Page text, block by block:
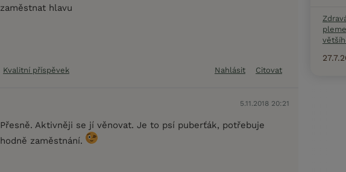
zaměstnat hlavu
Kvalitní příspěvek Nahlásit Citovat
5.11.2018 20:21
Přesně. Aktivněji se jí věnovat. Je to psí puberťák, potřebuje
hodně zaměstnání.